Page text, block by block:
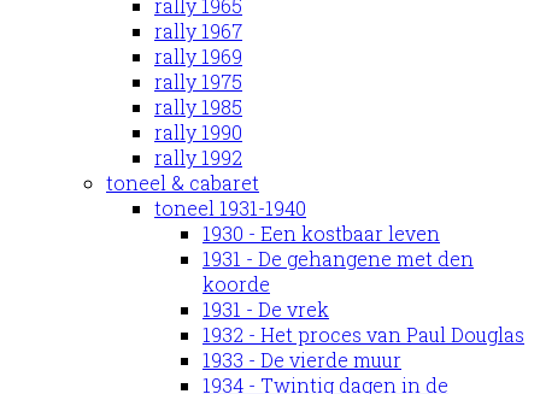
rally 1965
rally 1967
rally 1969
rally 1975
rally 1985
rally 1990
rally 1992
toneel & cabaret
toneel 1931-1940
1930 - Een kostbaar leven
1931 - De gehangene met den
koorde
1931 - De vrek
1932 - Het proces van Paul Douglas
1933 - De vierde muur
1934 - Twintig dagen in de